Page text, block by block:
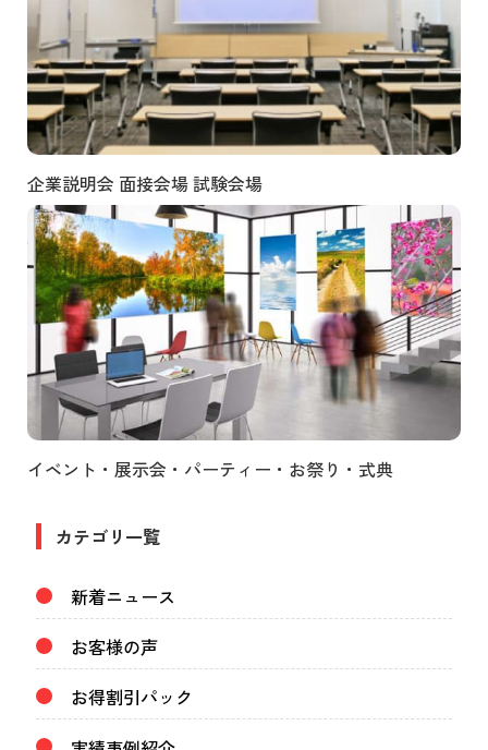
企業説明会 面接会場 試験会場
イベント・展示会・パーティー・お祭り・式典
カテゴリ一覧
新着ニュース
お客様の声
お得割引パック